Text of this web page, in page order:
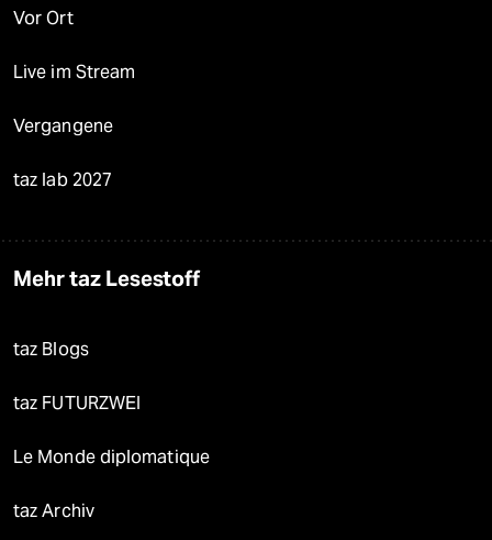
Vor Ort
Live im Stream
Vergangene
taz lab 2027
Mehr taz Lesestoff
taz Blogs
taz FUTURZWEI
Le Monde diplomatique
taz Archiv